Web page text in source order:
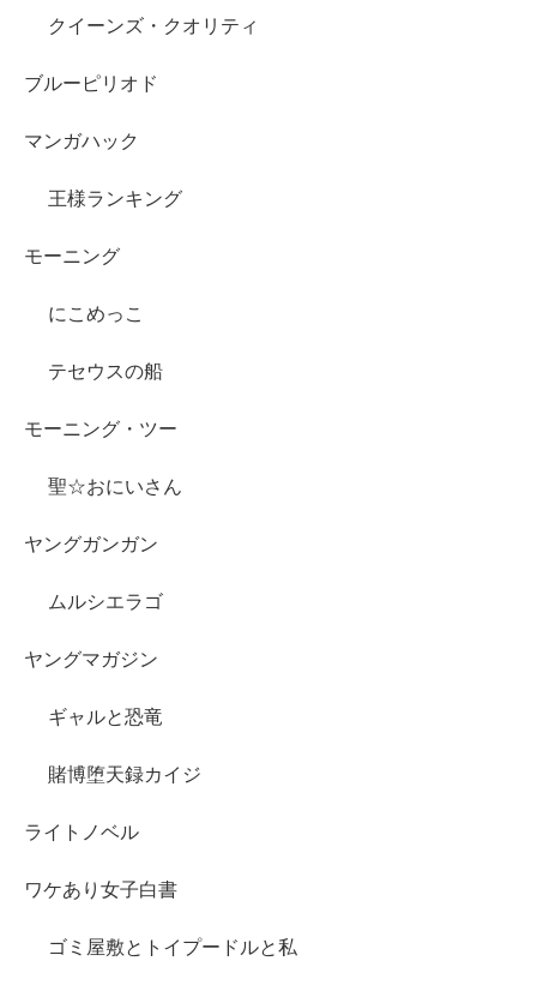
クイーンズ・クオリティ
ブルーピリオド
マンガハック
王様ランキング
モーニング
にこめっこ
テセウスの船
モーニング・ツー
聖☆おにいさん
ヤングガンガン
ムルシエラゴ
ヤングマガジン
ギャルと恐竜
賭博堕天録カイジ
ライトノベル
ワケあり女子白書
ゴミ屋敷とトイプードルと私